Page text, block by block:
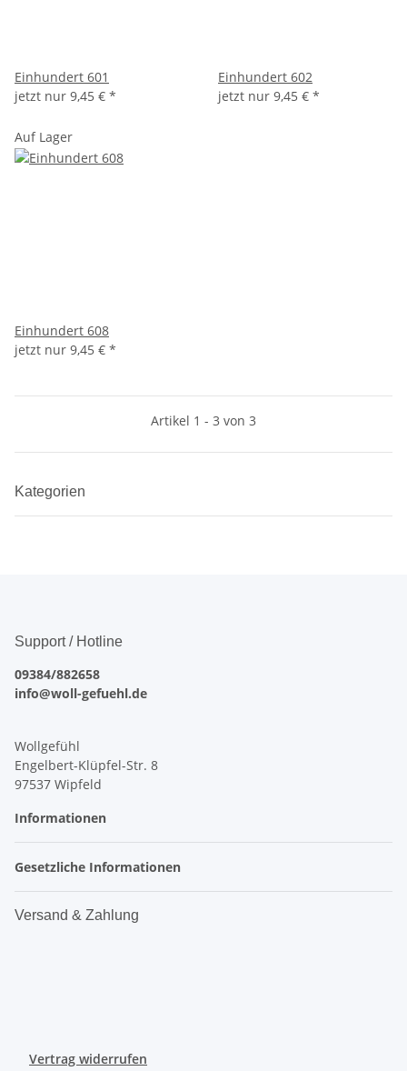
Einhundert 601
jetzt nur 9,45 € *
Einhundert 602
jetzt nur 9,45 € *
Auf Lager
Einhundert 608
jetzt nur 9,45 € *
Artikel 1 - 3 von 3
Kategorien
Support / Hotline
09384/882658
info@woll-gefuehl.de
Wollgefühl
Engelbert-Klüpfel-Str. 8
97537 Wipfeld
Informationen
Gesetzliche Informationen
Versand & Zahlung
Vertrag widerrufen